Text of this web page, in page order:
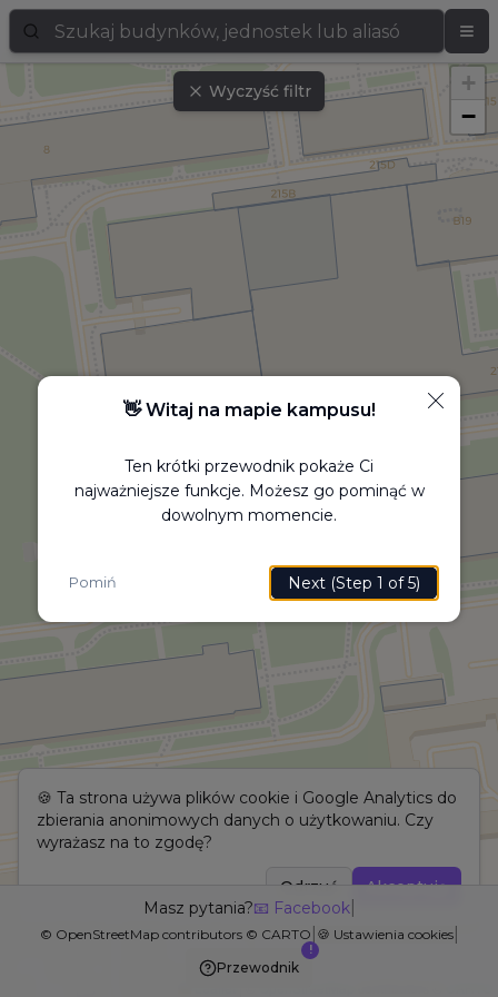
+
−
Wyczyść filtr
Masz pytania?📧 Facebook|
© OpenStreetMapcontributors © CARTO 🍪 Ustawienia cookies|
Przewodnik
!
🍪 Ta strona używa plików cookie i Google Analytics do
zbierania anonimowych danych o użytkowaniu. Czy
wyrażasz na to zgodę?
Odrzuć Akceptuję
👋 Witaj na mapie kampusu!
Ten krótki przewodnik pokaże Ci
najważniejsze funkcje. Możesz go pominąć w
dowolnym momencie.
Pomiń Next (Step 1 of 5)